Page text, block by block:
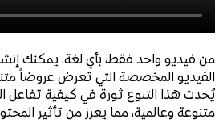
من فيديو واحد فقط، بأي لغة، يمكنك
الفيديو المخصصة التي تعرض عروضاً
يُحدث هذا التنوع ثورة في كيفية تفاعل
متنوعة وعالمية، مما يعزز من تأثير